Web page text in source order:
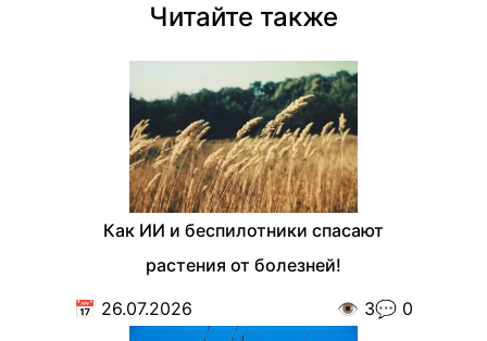
Читайте также
Как ИИ и беспилотники спасают
растения от болезней!
📅 26.07.2026 👁️ 3💬 0